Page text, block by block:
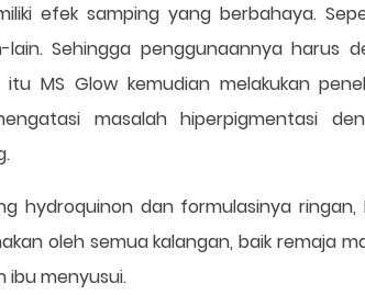
efek samping yang berbahaya.
lain. Sehingga penggunaannya harus
MS Glow kemudian melakukan
masalah hiperpigmentasi
hydroquinon dan formulasinya ringan,
oleh semua kalangan, baik remaja
ibu menyusui.